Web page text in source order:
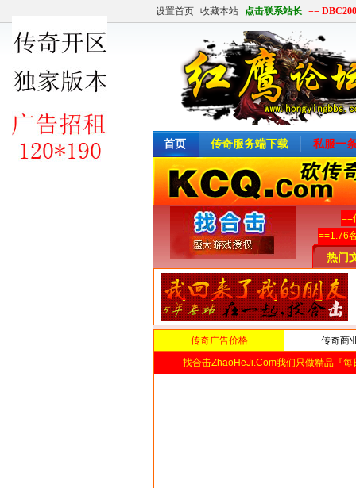
设置首页 收藏本站 点击联系站长 ==
首页 传奇服务端下载 私服一